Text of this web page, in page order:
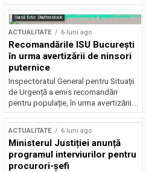
Sursă foto: Shutterstock
ACTUALITATE 6 luni ago
Recomandările ISU București
în urma avertizării de ninsori
puternice
Inspectoratul General pentru Situații
de Urgență a emis recomandări
pentru populație, în urma avertizării...
ACTUALITATE 6 luni ago
Ministerul Justiției anunță
programul interviurilor pentru
procurori-șefi